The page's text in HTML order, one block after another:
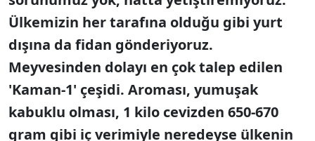
Ülkemizin her tarafına olduğu gibi yurt
dışına da fidan gönderiyoruz.
Meyvesinden dolayı en çok talep edilen
'Kaman-1' çeşidi. Aroması, yumuşak
kabuklu olması, 1 kilo cevizden 650-670
gram gibi iç verimiyle neredeyse ülkenin